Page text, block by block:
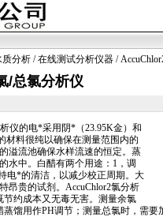
分析 /在线测试分析仪器 /
/总氯分析仪
仪的电*采用阴* （23.95K金）和
材料很纯以确保在测量范围内的
溢流池确保水样流速的恒定。蒸
水中。白醋有两个用途：1，调
电*的清洁，以减少校正周期。大
昂贵的试剂。 AccuChlor2氯分析
节约成本又无毒无害。测量余氯
蒸馏用作PH调节；测量总氯时，需